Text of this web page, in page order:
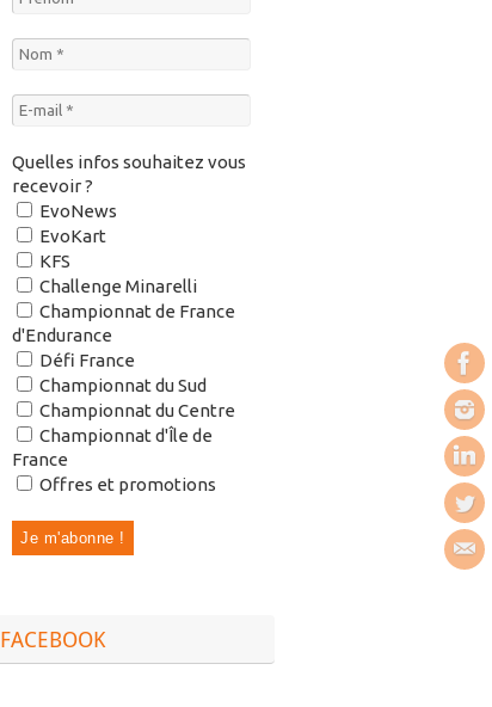
Quelles infos souhaitez vous
recevoir ?
EvoNews
EvoKart
KFS
Challenge Minarelli
Championnat de France
d'Endurance
Défi France
Championnat du Sud
Championnat du Centre
Championnat d'Île de
France
Offres et promotions
FACEBOOK